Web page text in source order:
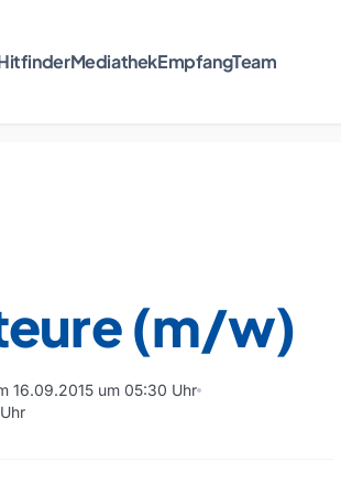
MediathekEmpfangTeam
(m/w)
16.09.2015 um 05:30 Uhr